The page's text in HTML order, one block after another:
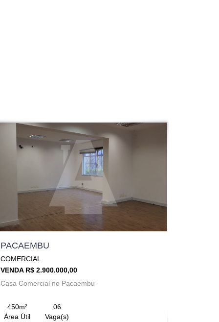
PACAEMBU
COMERCIAL
VENDA R$ 2.900.000,00
Casa Comercial no Pacaembu
450m²
Área Útil
06
Vaga(s)